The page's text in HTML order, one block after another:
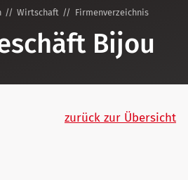
Wirtschaft Firmenverzeichnis
Bijou
zurück zur Übersicht